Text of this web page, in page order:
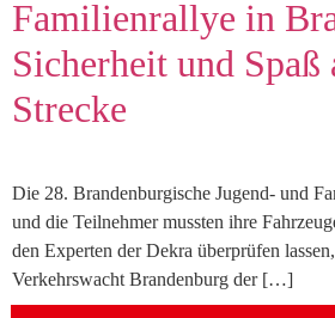
Familienrallye in
Sicherheit und Spaß
Strecke
Die 28. Brandenburgische Jugend- und
und die Teilnehmer mussten ihre
den Experten der Dekra überprüfen
Verkehrswacht Brandenburg der […]